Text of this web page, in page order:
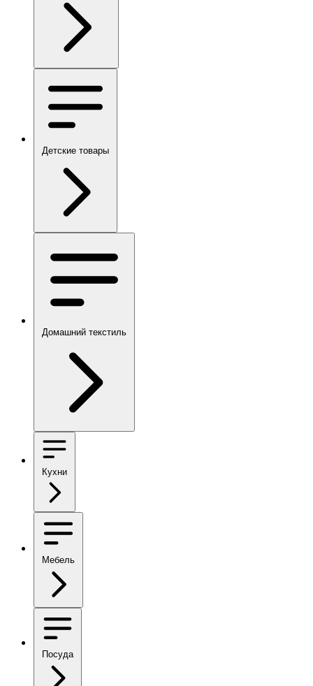
Детские товары
Домашний текстиль
Кухни
Мебель
Посуда